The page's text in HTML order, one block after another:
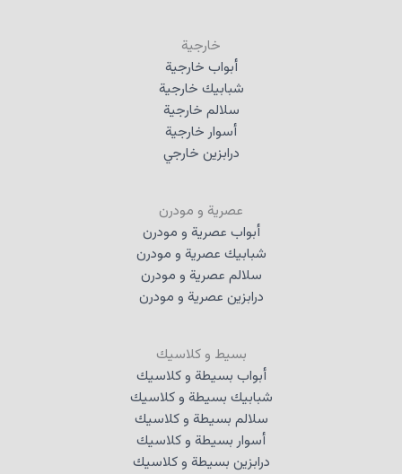
خارجية
أبواب خارجية
شبابيك خارجية
سلالم خارجية
أسوار خارجية
درابزين خارجي
عصرية و مودرن
أبواب عصرية و مودرن
شبابيك عصرية و مودرن
سلالم عصرية و مودرن
درابزين عصرية و مودرن
بسيط و كلاسيك
أبواب بسيطة و كلاسيك
شبابيك بسيطة و كلاسيك
سلالم بسيطة و كلاسيك
أسوار بسيطة و كلاسيك
درابزين بسيطة و كلاسيك